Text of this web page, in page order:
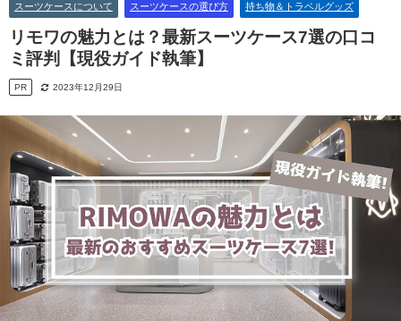
スーツケースについて スーツケースの選び方 持ち物＆トラベルグッズ
リモワの魅力とは？最新スーツケース7選の口コ
ミ評判【現役ガイド執筆】
PR 2023年12月29日